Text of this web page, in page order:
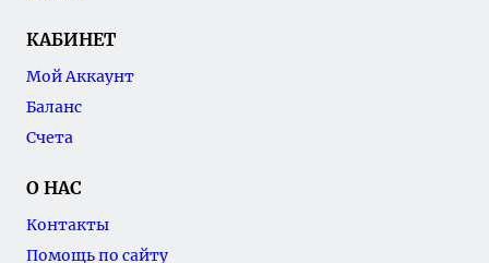
КАБИНЕТ
Мой Аккаунт
Баланс
Счета
О НАС
Контакты
Помощь по сайту